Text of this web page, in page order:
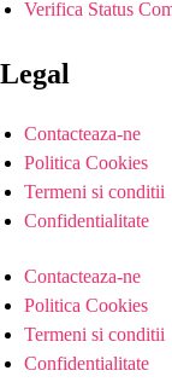
Verifica Status
Legal
Contacteaza-ne
Politica Cookies
Termeni si conditii
Confidentialitate
Contacteaza-ne
Politica Cookies
Termeni si conditii
Confidentialitate